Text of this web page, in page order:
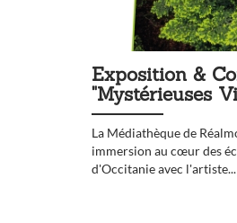
Exposition &
"Mystérieuses
La Médiathèque de
immersion au cœur des
d'Occitanie avec l'artiste...